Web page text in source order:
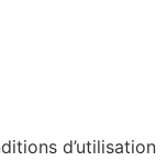
d’utilisation